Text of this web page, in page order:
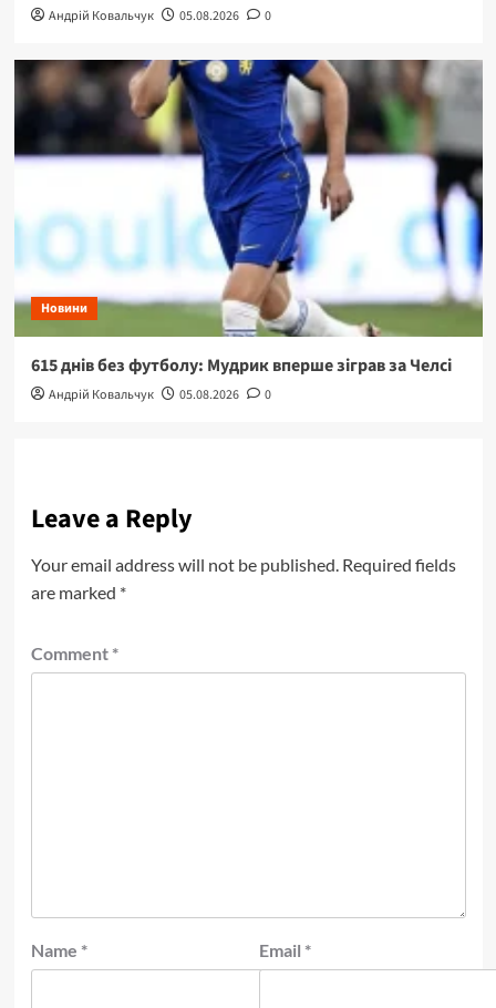
Андрій Ковальчук 05.08.2026 0
Новини
615 днів без футболу: Мудрик вперше зіграв за Челсі
Андрій Ковальчук 05.08.2026 0
Leave a Reply
Your email address will not be published. Required fields
are marked *
Comment *
Name * Email *